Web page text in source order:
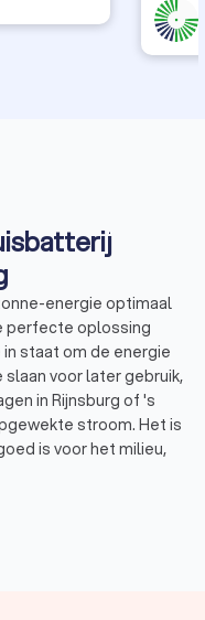
energie optimaal
perfecte oplossing
staat om de energie
voor later gebruik,
in Rijnsburg of 's
stroom. Het is
is voor het milieu,